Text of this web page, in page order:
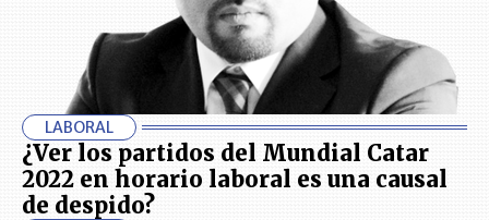
LABORAL
¿Ver los partidos del Mundial Catar
2022 en horario laboral es una causal
de despido?